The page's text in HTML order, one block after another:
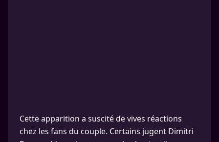
Cette apparition a suscité de vives réactions
chez les fans du couple. Certains jugent Dimitri